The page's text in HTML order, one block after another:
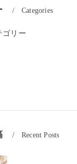
Categories
ゴリー
Recent Posts